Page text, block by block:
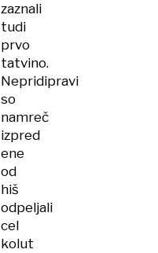
zaznali
tudi
prvo
tatvino.
Nepridipravi
so
namreč
izpred
ene
od
hiš
odpeljali
cel
kolut